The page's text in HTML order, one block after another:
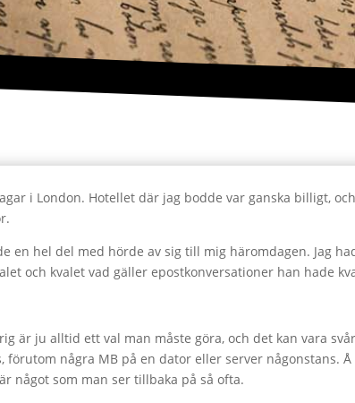
i London. Hotellet där jag bodde var ganska billigt,
en hel del med hörde av sig till mig häromdagen. Jag
och kvalet vad gäller epostkonversationer han hade
är ju alltid ett val man måste göra, och det kan vara
förutom några MB på en dator eller server någonstans.
något som man ser tillbaka på så ofta.